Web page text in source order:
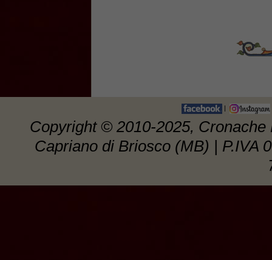
|
Copyright © 2010-2025,
Capriano di Briosco (MB) | P.IVA